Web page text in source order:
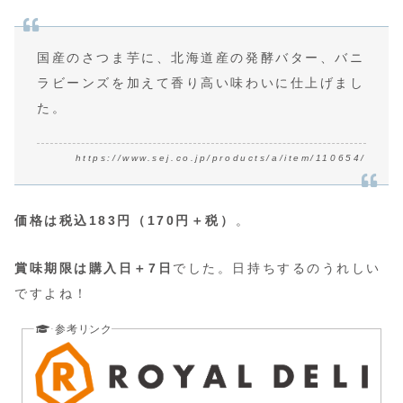
国産のさつま芋に、北海道産の発酵バター、バニ
ラビーンズを加えて香り高い味わいに仕上げまし
た。
https://www.sej.co.jp/products/a/item/110654/
価格は税込183円（170円＋税） 。
賞味期限は購入日＋7日 でした。日持ちするのうれしい
ですよね！